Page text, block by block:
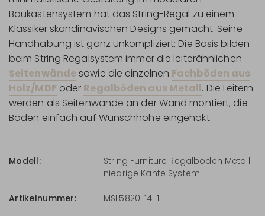
Baukastensystem hat das String-Regal zu einem
Klassiker skandinavischen Designs gemacht. Seine
Handhabung ist ganz unkompliziert: Die Basis bilden
beim String Regalsystem immer die leiterähnlichen
Seitenwände sowie die einzelnen Fachböden aus
Holz/MDF oder Regalböden aus Metall. Die Leitern
werden als Seitenwände an der Wand montiert, die
Böden einfach auf Wunschhöhe eingehakt.
Modell:
String Furniture Regalboden Metall
niedrige Kante System
Artikelnummer: MSL5820-14-1